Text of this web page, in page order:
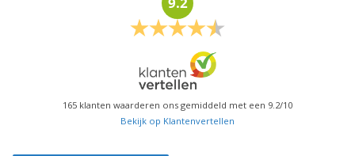
165 klanten waarderen ons gemiddeld met een 9.2/10
Bekijk op Klantenvertellen